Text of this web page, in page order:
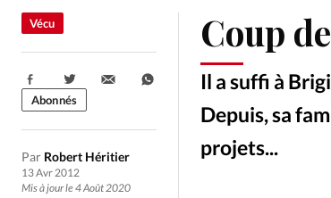
RUBRIQUES
Tous les articles
Actualité internationale
Culture
Dossier
Coup
Il a suffi à
Depuis, sa
projets...
Vécu
Par Robert Héritier
13 Avr 2012
Mis à jour le 4 Août 2020
Partager:
Abonnés